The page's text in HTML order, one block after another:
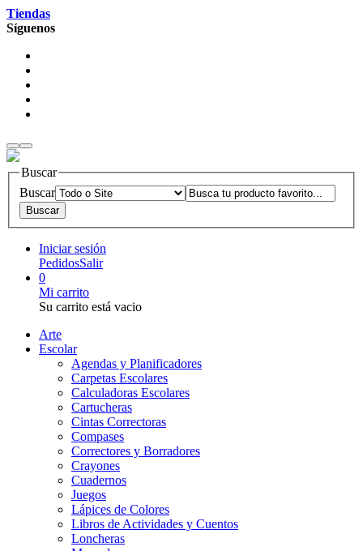
Tiendas
Síguenos
Buscar
Buscar
Iniciar sesión
PedidosSalir
0
Mi carrito
Su carrito está vacio
Arte
Escolar
Agendas y Planificadores
Carpetas Escolares
Calculadoras Escolares
Cartucheras
Cintas Correctoras
Compases
Correctores y Borradores
Crayones
Cuadernos
Juegos
Lápices de Colores
Libros de Actividades y Cuentos
Loncheras